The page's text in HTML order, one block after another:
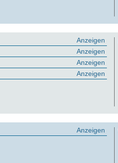
Anzeigen
Anzeigen
Anzeigen
Anzeigen
Anzeigen